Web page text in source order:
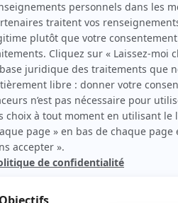
Therrien carbure à son petit écran.
de 1996 à 2001. Sa spécialité: la télé